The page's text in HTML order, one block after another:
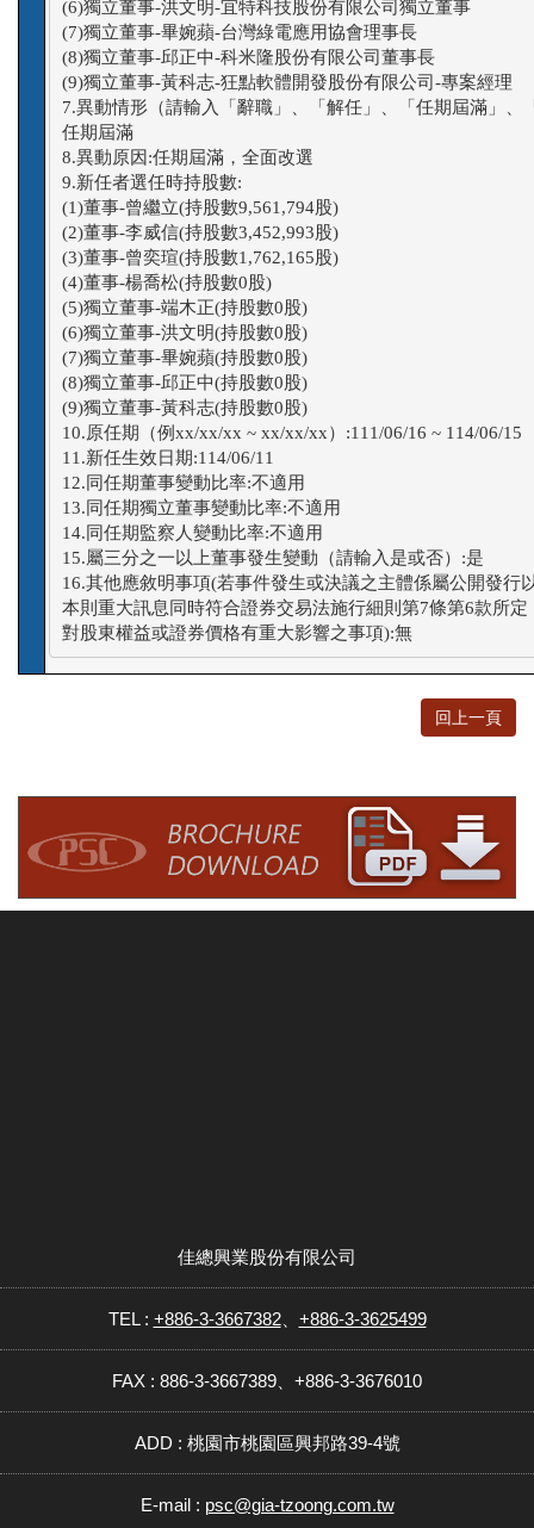
(6)獨立董事-洪文明-宜特科技股份有限公司獨立董事
(7)獨立董事-畢婉蘋-台灣綠電應用協會理事長
(8)獨立董事-邱正中-科米隆股份有限公司董事長
(9)獨立董事-黃科志-狂點軟體開發股份有限公司-專案經理
7.異動情形（請輸入「辭職」、「解任」、「任期屆滿」、
任期屆滿
8.異動原因:任期屆滿，全面改選
9.新任者選任時持股數:
(1)董事-曾繼立(持股數9,561,794股)
(2)董事-李威信(持股數3,452,993股)
(3)董事-曾奕瑄(持股數1,762,165股)
(4)董事-楊喬松(持股數0股)
(5)獨立董事-端木正(持股數0股)
(6)獨立董事-洪文明(持股數0股)
(7)獨立董事-畢婉蘋(持股數0股)
(8)獨立董事-邱正中(持股數0股)
(9)獨立董事-黃科志(持股數0股)
10.原任期（例xx/xx/xx ~ xx/xx/xx）:111/06/16 ~ 114/06/15
11.新任生效日期:114/06/11
12.同任期董事變動比率:不適用
13.同任期獨立董事變動比率:不適用
14.同任期監察人變動比率:不適用
15.屬三分之一以上董事發生變動（請輸入是或否）:是
16.其他應敘明事項(若事件發生或決議之主體係屬公開發行
本則重大訊息同時符合證券交易法施行細則第7條第6款所定
對股東權益或證券價格有重大影響之事項):無
回上一頁
佳總興業股份有限公司
TEL : +886-3-3667382、 +886-3-3625499
FAX : 886-3-3667389、+886-3-3676010
ADD : 桃園市桃園區興邦路39-4號
E-mail : psc@gia-tzoong.com.tw